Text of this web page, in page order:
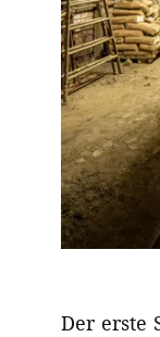
Der erste